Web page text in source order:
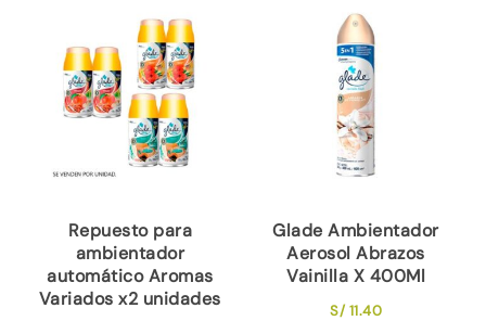
Repuesto para
ambientador
automático Aromas
Variados x2 unidades
Glade Ambientador
Aerosol Abrazos
Vainilla X 400Ml
S/11.40